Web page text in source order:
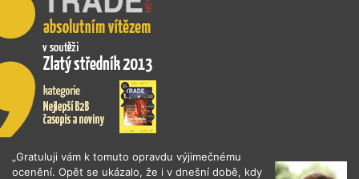
„Gratuluji vám k tomuto opravdu výjimečnému
ocenění. Opět se ukázalo, že i v dnešní době, kdy